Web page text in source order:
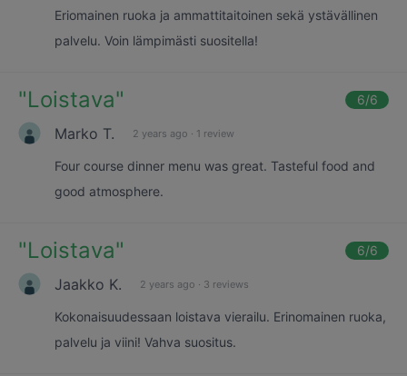
Eriomainen ruoka ja ammattitaitoinen sekä ystävällinen
palvelu. Voin lämpimästi suositella!
"Loistava" 6/6
Marko T. 2 years ago · 1 review
Four course dinner menu was great. Tasteful food and
good atmosphere.
"Loistava" 6/6
Jaakko K. 2 years ago · 3 reviews
Kokonaisuudessaan loistava vierailu. Erinomainen ruoka,
palvelu ja viini! Vahva suositus.